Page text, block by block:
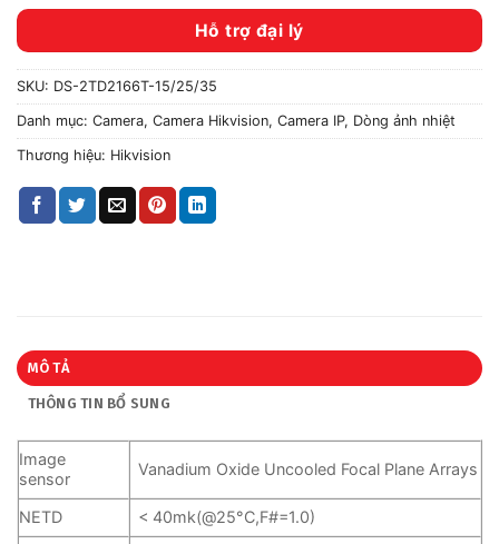
Hỗ trợ đại lý
SKU: DS-2TD2166T-15/25/35
Danh mục: Camera, Camera Hikvision, Camera IP, Dòng ảnh nhiệt
Thương hiệu: Hikvision
MÔ TẢ
THÔNG TIN BỔ SUNG
Image
sensor
Vanadium Oxide Uncooled Focal Plane Arrays
NETD
< 40mk(@25°C,F#=1.0)